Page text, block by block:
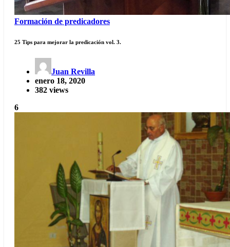
Formación de predicadores
25 Tips para mejorar la predicación vol. 3.
Juan Revilla
enero 18, 2020
382 views
6